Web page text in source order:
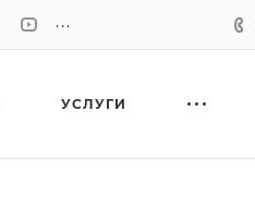
...
УСЛУГИ